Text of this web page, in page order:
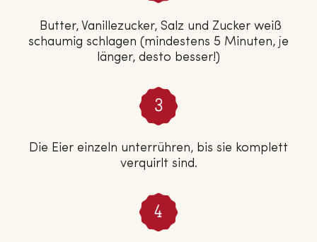
Butter, Vanillezucker, Salz und Zucker weiß
schaumig schlagen (mindestens 5 Minuten, je
länger, desto besser!)
Die Eier einzeln unterrühren, bis sie komplett
verquirlt sind.